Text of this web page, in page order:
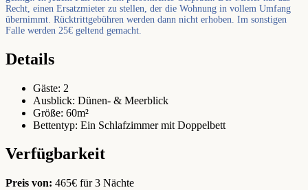
Recht, einen Ersatzmieter zu stellen, der die Wohnung in vollem Umfang
übernimmt. Rücktrittgebühren werden dann nicht erhoben. Im sonstigen
Falle werden 25€ geltend gemacht.
Details
Gäste: 2
Ausblick: Dünen- & Meerblick
Größe: 60m²
Bettentyp: Ein Schlafzimmer mit Doppelbett
Verfügbarkeit
Preis von: 465€ für 3 Nächte